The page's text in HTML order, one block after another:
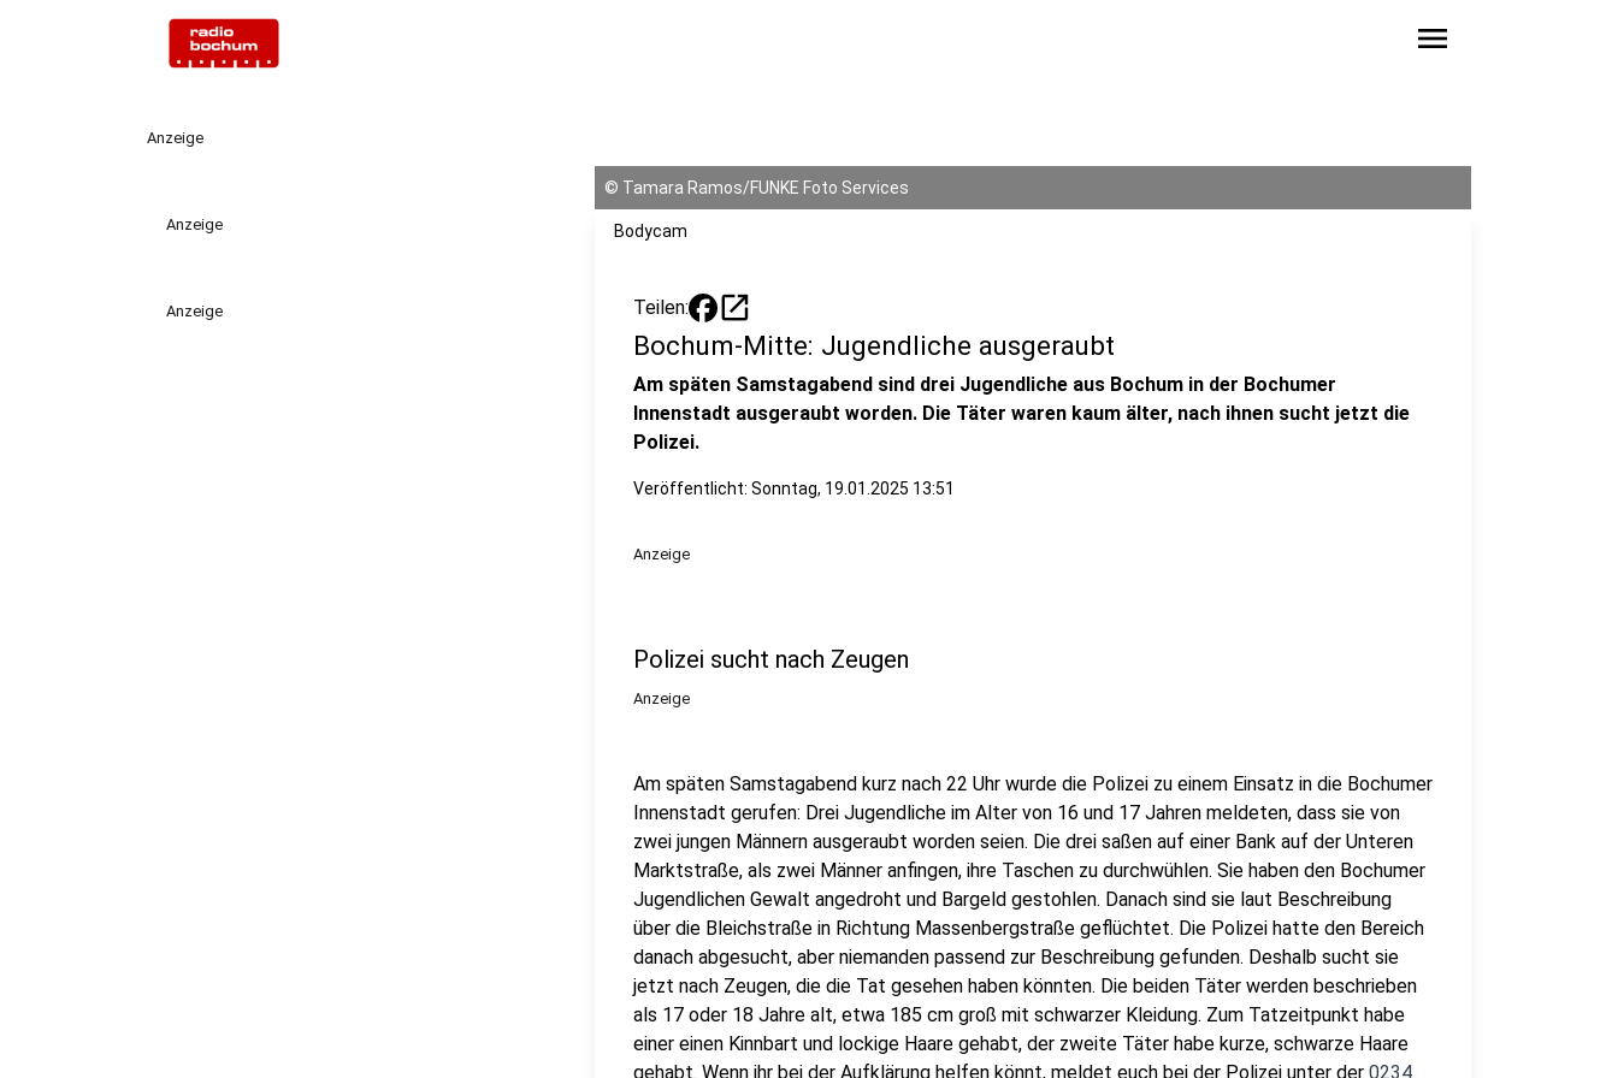
menu
Anzeige
Anzeige
Anzeige
© Tamara Ramos/FUNKE Foto Services
Bodycam
Teilen: open_in_new
Bochum-Mitte: Jugendliche ausgeraubt
Am späten Samstagabend sind drei Jugendliche aus Bochum in der Bochumer
Innenstadt ausgeraubt worden. Die Täter waren kaum älter, nach ihnen sucht jetzt die
Polizei.
Veröffentlicht: Sonntag, 19.01.2025 13:51
Anzeige
Polizei sucht nach Zeugen
Anzeige
Am späten Samstagabend kurz nach 22 Uhr wurde die Polizei zu einem Einsatz in die Bochumer
Innenstadt gerufen: Drei Jugendliche im Alter von 16 und 17 Jahren meldeten, dass sie von
zwei jungen Männern ausgeraubt worden seien. Die drei saßen auf einer Bank auf der Unteren
Marktstraße, als zwei Männer anfingen, ihre Taschen zu durchwühlen. Sie haben den Bochumer
Jugendlichen Gewalt angedroht und Bargeld gestohlen. Danach sind sie laut Beschreibung
über die Bleichstraße in Richtung Massenbergstraße geflüchtet. Die Polizei hatte den Bereich
danach abgesucht, aber niemanden passend zur Beschreibung gefunden. Deshalb sucht sie
jetzt nach Zeugen, die die Tat gesehen haben könnten. Die beiden Täter werden beschrieben
als 17 oder 18 Jahre alt, etwa 185 cm groß mit schwarzer Kleidung. Zum Tatzeitpunkt habe
einer einen Kinnbart und lockige Haare gehabt, der zweite Täter habe kurze, schwarze Haare
gehabt. Wenn ihr bei der Aufklärung helfen könnt, meldet euch bei der Polizei unter der 0234